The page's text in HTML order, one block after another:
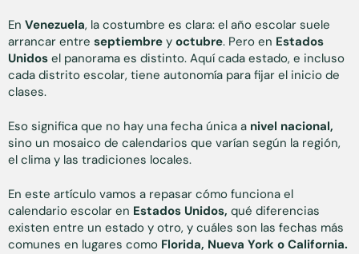
En Venezuela, la costumbre es clara: el año escolar suele
arrancar entre septiembre y octubre. Pero en Estados
Unidos el panorama es distinto. Aquí cada estado, e incluso
cada distrito escolar, tiene autonomía para fijar el inicio de
clases.
Eso significa que no hay una fecha única a nivel nacional,
sino un mosaico de calendarios que varían según la región,
el clima y las tradiciones locales.
En este artículo vamos a repasar cómo funciona el
calendario escolar en Estados Unidos, qué diferencias
existen entre un estado y otro, y cuáles son las fechas más
comunes en lugares como Florida, Nueva York o California.